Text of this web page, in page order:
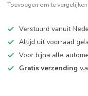
Toevoegen om te vergelijken
Verstuurd vanuit
Altijd uit voorraad
Voor bijna alle
Gratis verzending